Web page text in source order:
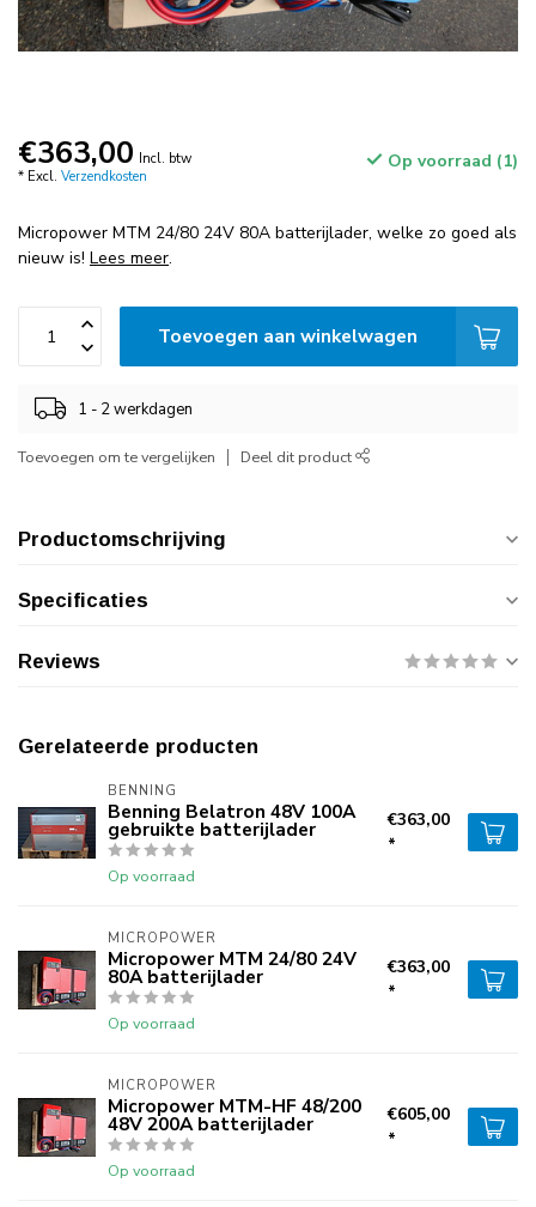
€363,00 Incl. btw
* Excl. Verzendkosten
Op voorraad (1)
Micropower MTM 24/80 24V 80A batterijlader, welke zo goed als
nieuw is! Lees meer.
Toevoegen aan winkelwagen
1 - 2 werkdagen
Toevoegen om te vergelijken Deel dit product
Productomschrijving
Specificaties
Reviews
Gerelateerde producten
BENNING
Benning Belatron 48V 100A
gebruikte batterijlader
Op voorraad
€363,00
*
MICROPOWER
Micropower MTM 24/80 24V
80A batterijlader
Op voorraad
€363,00
*
MICROPOWER
Micropower MTM-HF 48/200
48V 200A batterijlader
Op voorraad
€605,00
*